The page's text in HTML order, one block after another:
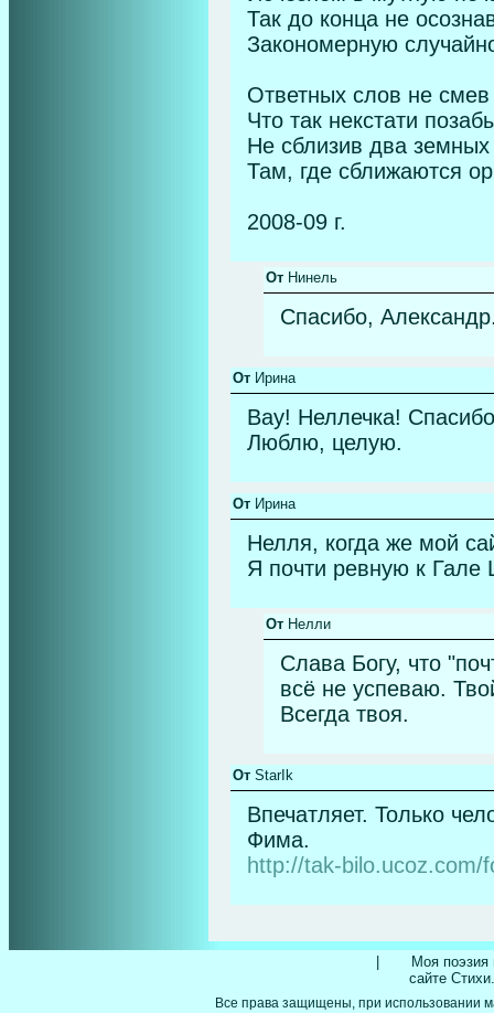
Так до конца не
Закономерную
Ответных слов не смев
Что так некстати
Не сблизив два земных
Там, где сближаются
2008-09 г.
От Нинель
Спасибо,
От Ирина
Вау! Неллечка!
Люблю, целую.
От Ирина
Нелля, когда же мой
Я почти ревную к Гале
От Нелли
Слава Богу, что
всё не успеваю.
Всегда твоя.
От StarIk
Впечатляет. Только
Фима.
http://tak-bilo.ucoz.com/
Моя поэзия
сайте
Все права защищены, при использовании